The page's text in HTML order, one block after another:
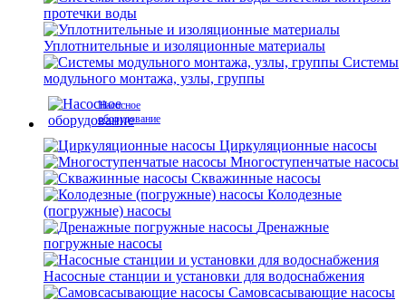
протечки воды
Уплотнительные и изоляционные материалы
Системы
модульного монтажа, узлы, группы
Насосное
оборудование
Циркуляционные насосы
Многоступенчатые насосы
Скважинные насосы
Колодезные
(погружные) насосы
Дренажные
погружные насосы
Насосные станции и установки для водоснабжения
Самовсасывающие насосы